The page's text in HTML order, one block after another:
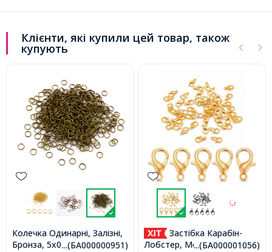
Клієнти, які купили цей товар, також
купують
...(БА000000951)
Колечка Одинарні, Залізні,
Бронза, 5х0.7мм, близько
...(БА000001056)
Застібка Карабін-
Лобстер, Метал, Колір: